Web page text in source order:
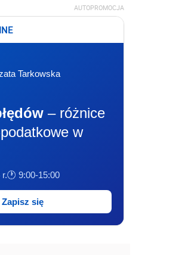
AUTOPROMOCJA
Tarkowska
– różnice
w
🕐 9:00-15:00
Zapisz się